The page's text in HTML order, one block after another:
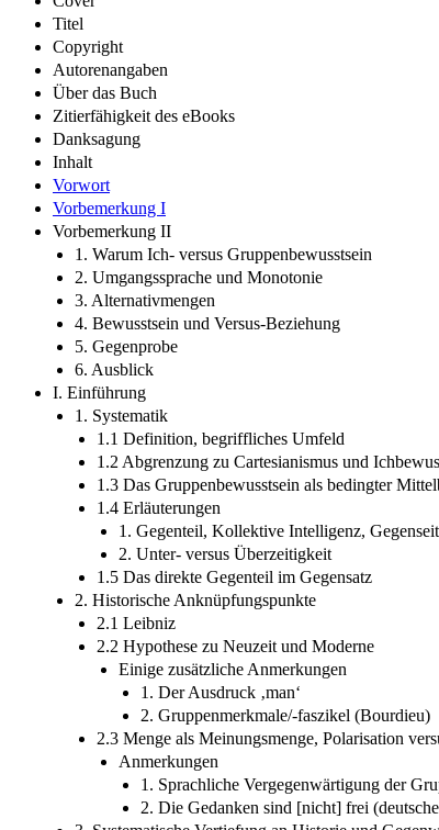
Titel
Copyright
Autorenangaben
Über das Buch
Zitierfähigkeit des eBooks
Danksagung
Inhalt
Vorwort
Vorbemerkung I
Vorbemerkung II
1. Warum Ich- versus Gruppenbewusstsein
2. Umgangssprache und Monotonie
3. Alternativmengen
4. Bewusstsein und Versus-Beziehung
5. Gegenprobe
6. Ausblick
I. Einführung
1. Systematik
1.1 Definition, begriffliches Umfeld
1.2 Abgrenzung zu Cartesianismus und
1.3 Das Gruppenbewusstsein als bedingter
1.4 Erläuterungen
1. Gegenteil, Kollektive Intelligenz,
2. Unter- versus Überzeitigkeit
1.5 Das direkte Gegenteil im Gegensatz
2. Historische Anknüpfungspunkte
2.1 Leibniz
2.2 Hypothese zu Neuzeit und Moderne
Einige zusätzliche Anmerkungen
1. Der Ausdruck ‚man‘
2. Gruppenmerkmale/-faszikel (Bourdieu)
2.3 Menge als Meinungsmenge, Polarisation
Anmerkungen
1. Sprachliche Vergegenwärtigung der
2. Die Gedanken sind [nicht] frei